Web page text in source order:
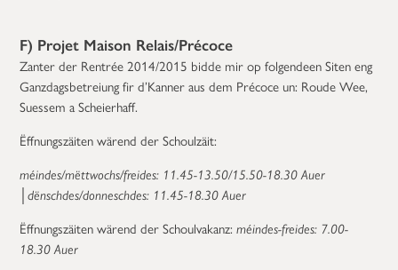
F) Projet Maison Relais/Précoce
Zanter der Rentrée 2014/2015 bidde mir op folgendeen Siten eng
Ganzdagsbetreiung fir d’Kanner aus dem Précoce un: Roude Wee,
Suessem a Scheierhaff.
Ëffnungszäiten wärend der Schoulzäit:
méindes/mëttwochs/freides: 11.45-13.50/15.50-18.30 Auer
│dënschdes/donneschdes: 11.45-18.30 Auer
Ëffnungszäiten wärend der Schoulvakanz:méindes-freides: 7.00-
18.30 Auer